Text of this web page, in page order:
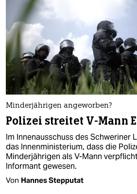
Minderjährigen angeworben?
Polizei streitet V-Mann
Im Innenausschuss des Schweriner
das Innenministerium, dass die
Minderjährigen als V-Mann
Informant gewesen.
Von Hannes Stepputat